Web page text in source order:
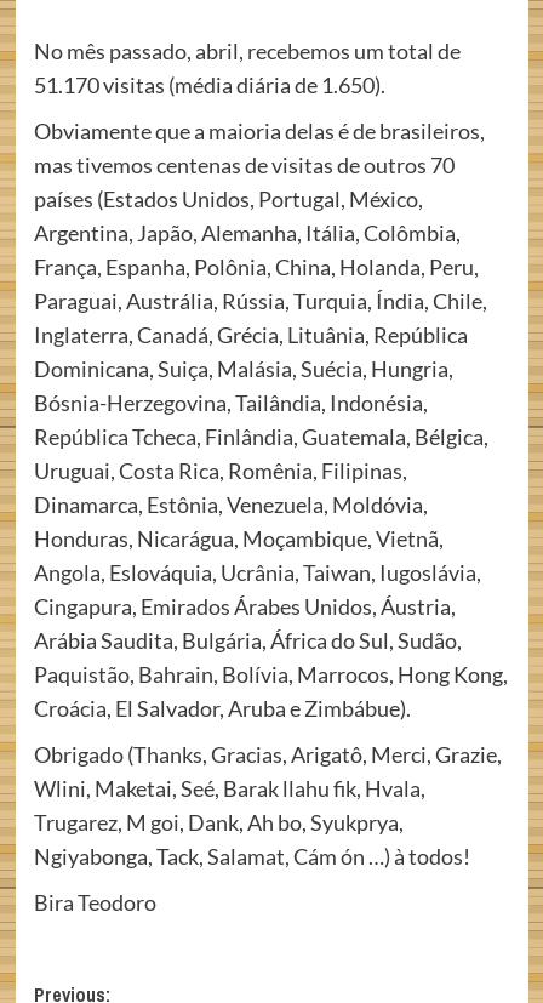
No mês passado, abril, recebemos um total de
51.170 visitas (média diária de 1.650).
Obviamente que a maioria delas é de brasileiros,
mas tivemos centenas de visitas de outros 70
países (Estados Unidos, Portugal, México,
Argentina, Japão, Alemanha, Itália, Colômbia,
França, Espanha, Polônia, China, Holanda, Peru,
Paraguai, Austrália, Rússia, Turquia, Índia, Chile,
Inglaterra, Canadá, Grécia, Lituânia, República
Dominicana, Suiça, Malásia, Suécia, Hungria,
Bósnia-Herzegovina, Tailândia, Indonésia,
República Tcheca, Finlândia, Guatemala, Bélgica,
Uruguai, Costa Rica, Romênia, Filipinas,
Dinamarca, Estônia, Venezuela, Moldóvia,
Honduras, Nicarágua, Moçambique, Vietnã,
Angola, Eslováquia, Ucrânia, Taiwan, Iugoslávia,
Cingapura, Emirados Árabes Unidos, Áustria,
Arábia Saudita, Bulgária, África do Sul, Sudão,
Paquistão, Bahrain, Bolívia, Marrocos, Hong Kong,
Croácia, El Salvador, Aruba e Zimbábue).
Obrigado (Thanks, Gracias, Arigatô, Merci, Grazie,
Wlini, Maketai, Seé, Barak llahu fik, Hvala,
Trugarez, M goi, Dank, Ah bo, Syukprya,
Ngiyabonga, Tack, Salamat, Cám ón …) à todos!
Bira Teodoro
Previous: